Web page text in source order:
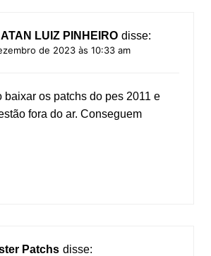
LUIZ PINHEIRO disse:
de 2023 às 10:33 am
baixar os patchs do pes 2011 e
fora do ar. Conseguem
Patchs disse: